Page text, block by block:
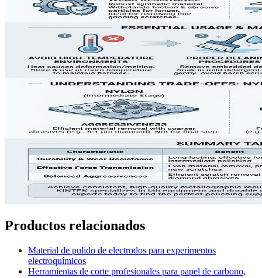
Productos relacionados
Material de pulido de electrodos para experimentos
electroquímicos
Herramientas de corte profesionales para papel de carbono,